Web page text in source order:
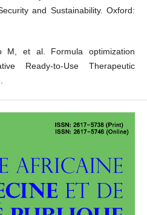
and Sustainability. Oxford:
M, et al. Formula optimization
Ready-to-Use Therapeutic